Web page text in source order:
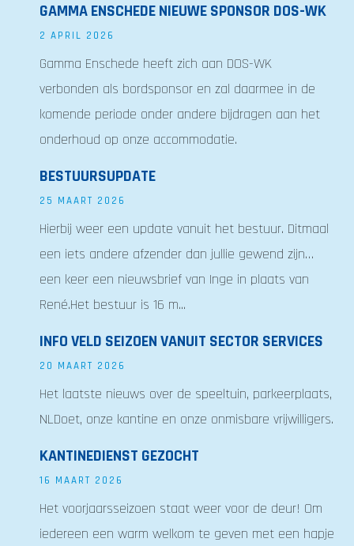
GAMMA ENSCHEDE NIEUWE SPONSOR DOS-WK
2 APRIL 2026
Gamma Enschede heeft zich aan DOS-WK
verbonden als bordsponsor en zal daarmee in de
komende periode onder andere bijdragen aan het
onderhoud op onze accommodatie.
BESTUURSUPDATE
25 MAART 2026
Hierbij weer een update vanuit het bestuur. Ditmaal
een iets andere afzender dan jullie gewend zijn…
een keer een nieuwsbrief van Inge in plaats van
René.Het bestuur is 16 m...
INFO VELD SEIZOEN VANUIT SECTOR SERVICES
20 MAART 2026
Het laatste nieuws over de speeltuin, parkeerplaats,
NLDoet, onze kantine en onze onmisbare vrijwilligers.
KANTINEDIENST GEZOCHT
16 MAART 2026
Het voorjaarsseizoen staat weer voor de deur! Om
iedereen een warm welkom te geven met een hapje